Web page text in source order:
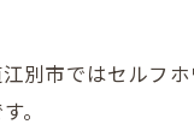
別市ではセルフ
。